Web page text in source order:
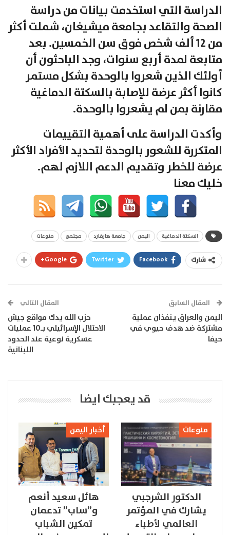
الدراسة التي استخدمت بيانات من دراسة
الصحة والتقاعد بجامعة ميشيغان، شملت أكثر
من 12 ألف شخص فوق سن الخمسين. بعد
متابعة لمدة أربع سنوات، وجد الباحثون أن
أولئك الذين شعروا بالوحدة بشكل مستمر
كانوا أكثر عرضة للإصابة بالسكتة الدماغية
مقارنة بمن لم يشعروا بالوحدة.
وأكدت الدراسة على أهمية التقييمات
المتكررة للشعور بالوحدة لتحديد الأفراد الأكثر
عرضة للخطر وتقديم الدعم اللازم لهم.
خليك معنا
السكتة الدماغية اليمن جامعة هارفارد مجتمع منوعات
شارك Facebook
Twitter
Google+
المقال السابق
اليمن والعراق ينفذان عملية
مشتركة ضد هدف حيوي في
حيفا
المقال التالي
حزب الله يدك مواقع جيش
الاحتلال الإسرائيلي بـ10 عمليات
عسكرية نوعية عند الحدود
اللبنانية
قد يعجبك ايضا
منوعات
الدكتور الشرجبي
يشارك في المؤتمر
العالمي لأطباء
أخبار اليمن
هائل سعيد أنعم
و”ساب” تدعمان
تمكين الشباب